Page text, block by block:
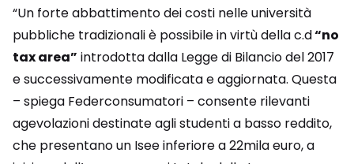
“Un forte abbattimento dei costi nelle università
pubbliche tradizionali è possibile in virtù della c.d“no
tax area” introdotta dalla Legge di Bilancio del 2017
e successivamente modificata e aggiornata. Questa
– spiega Federconsumatori – consente rilevanti
agevolazioni destinate agli studenti a basso reddito,
che presentano un Isee inferiore a 22mila euro, a